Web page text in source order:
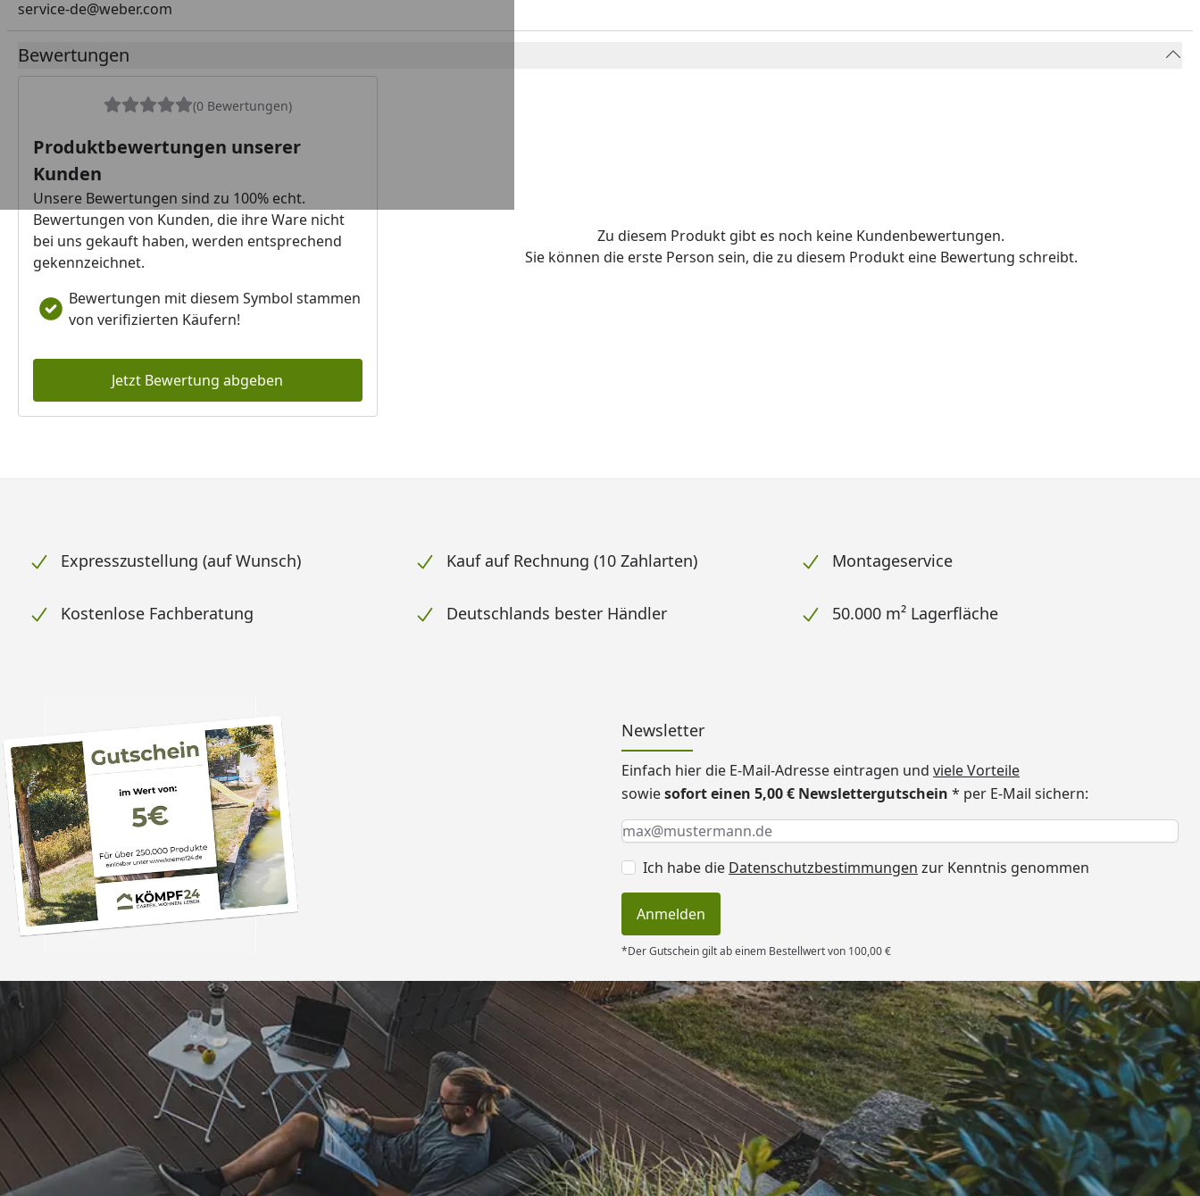
service-de@weber.com
Bewertungen
(0 Bewertungen)
Produktbewertungen unserer
Kunden
Unsere Bewertungen sind zu 100% echt.
Bewertungen von Kunden, die ihre Ware nicht
bei uns gekauft haben, werden entsprechend
gekennzeichnet.
Bewertungen mit diesem Symbol stammen
von verifizierten Käufern!
Jetzt Bewertung abgeben
Zu diesem Produkt gibt es noch keine Kundenbewertungen.
Sie können die erste Person sein, die zu diesem Produkt eine Bewertung schreibt.
Expresszustellung (auf Wunsch) Kauf auf Rechnung (10 Zahlarten) Montageservice
Kostenlose Fachberatung Deutschlands bester Händler 50.000 m² Lagerfläche
Newsletter
Einfach hier die E-Mail-Adresse eintragen und viele Vorteile
sowiesofort einen 5,00 € Newslettergutschein * per E-Mail sichern:
Keine Eingabe erforderlich
Eingabe erforderlich
E-Mail *
Ich habe die Datenschutzbestimmungen zur Kenntnis genommen
Anmelden
*Der Gutschein gilt ab einem Bestellwert von 100,00 €
Trusted Shops
4,83/ 5
16.901 Bewertungen
„Super schnell gelifert. Ware passt
100%. Alles wie beschrieben. Dank
“
06.08.2026
Versand